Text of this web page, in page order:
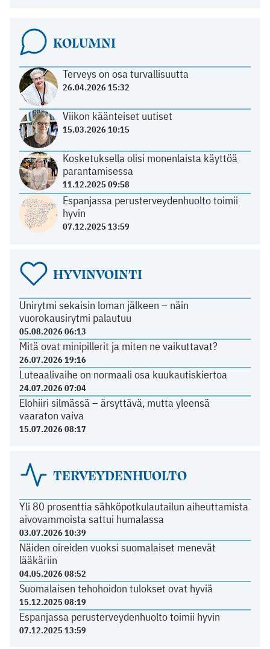
KOLUMNI
Terveys on osa turvallisuutta
26.04.2026 15:32
Viikon käänteiset uutiset
15.03.2026 10:15
Kosketuksella olisi monenlaista käyttöä
parantamisessa
11.12.2025 09:58
Espanjassa perusterveydenhuolto toimii
hyvin
07.12.2025 13:59
HYVINVOINTI
Unirytmi sekaisin loman jälkeen – näin
vuorokausirytmi palautuu
05.08.2026 06:13
Mitä ovat minipillerit ja miten ne vaikuttavat?
26.07.2026 19:16
Luteaalivaihe on normaali osa kuukautiskiertoa
24.07.2026 07:04
Elohiiri silmässä – ärsyttävä, mutta yleensä
vaaraton vaiva
15.07.2026 08:17
TERVEYDENHUOLTO
Yli 80 prosenttia sähköpotkulautailun aiheuttamista
aivovammoista sattui humalassa
03.07.2026 10:39
Näiden oireiden vuoksi suomalaiset menevät
lääkäriin
04.05.2026 08:52
Suomalaisen tehohoidon tulokset ovat hyviä
15.12.2025 08:19
Espanjassa perusterveydenhuolto toimii hyvin
07.12.2025 13:59